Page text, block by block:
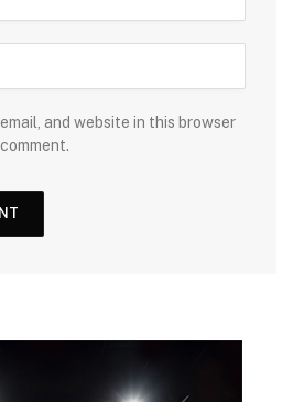
and website in this browser